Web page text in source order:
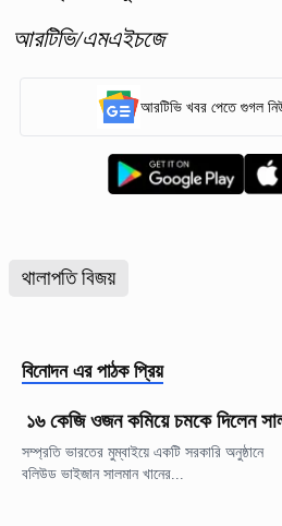
আরটিভি/এমএইচজে
আরটিভি খবর পেতে গুগল
থালাপতি বিজয়
বিনোদন এর পাঠক প্রিয়
১৬ কেজি ওজন কমিয়ে চমকে দিলেন
সম্প্রতি ভারতের মুম্বাইয়ে একটি সরকারি অনুষ্ঠানে
বলিউড ভাইজান সালমান খানের...